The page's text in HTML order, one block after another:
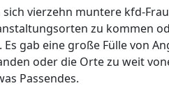
vierzehn muntere kfd-
zu kommen
gab eine große Fülle von
oder die Orte zu weit
Passendes.